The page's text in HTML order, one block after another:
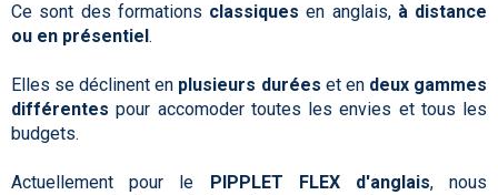
Ce sont des formations classiquesen anglais,à distance
ou en présentiel.
Elles se déclinent en plusieurs durées et en deux gammes
différentes pour accomoder toutes les envies et tous les
budgets.
Actuellement pour le PIPPLET FLEX d'anglais, nous